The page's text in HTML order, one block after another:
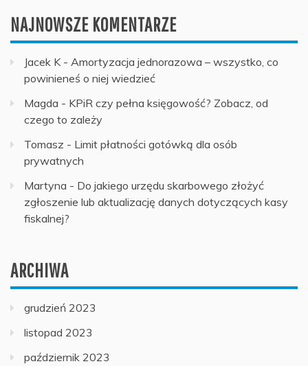
NAJNOWSZE KOMENTARZE
Jacek K- Amortyzacja jednorazowa – wszystko, co
powinieneś o niej wiedzieć
Magda - KPiR czy pełna księgowość? Zobacz, od
czego to zależy
Tomasz - Limit płatności gotówką dla osób
prywatnych
Martyna - Do jakiego urzędu skarbowego złożyć
zgłoszenie lub aktualizację danych dotyczących kasy
fiskalnej?
ARCHIWA
grudzień 2023
listopad 2023
październik 2023